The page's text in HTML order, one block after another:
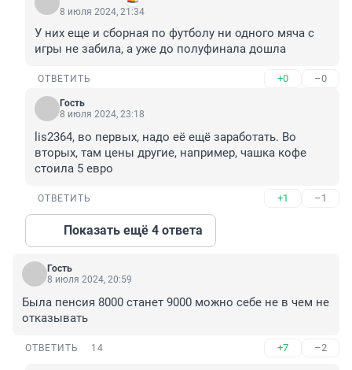
8 июля 2024, 21:34
У них еще и сборная по футболу ни одного мяча с
игры не забила, а уже до полуфинала дошла
ОТВЕТИТЬ +0 –0
Гость
8 июля 2024, 23:18
lis2364, во первых, надо её ещё заработать. Во
вторых, там цены другие, например, чашка кофе
стоила 5 евро
ОТВЕТИТЬ +1 –1
Показать ещё 4 ответа
Гость
8 июля 2024, 20:59
Была пенсия 8000 станет 9000 можно себе не в чем не
отказывать
ОТВЕТИТЬ 14 +7 –2